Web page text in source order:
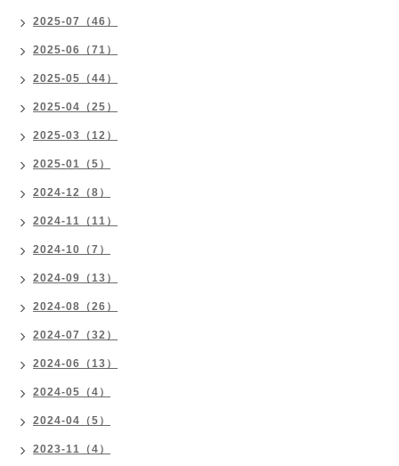
2025-07（46）
2025-06（71）
2025-05（44）
2025-04（25）
2025-03（12）
2025-01（5）
2024-12（8）
2024-11（11）
2024-10（7）
2024-09（13）
2024-08（26）
2024-07（32）
2024-06（13）
2024-05（4）
2024-04（5）
2023-11（4）